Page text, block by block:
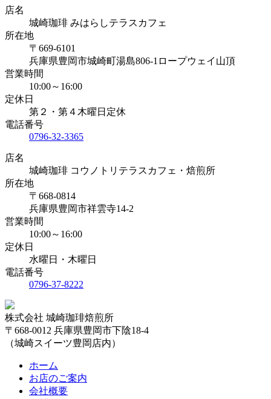
店名
城崎珈琲 みはらしテラスカフェ
所在地
〒669-6101
兵庫県豊岡市城崎町湯島806-1ロープウェイ山頂
営業時間
10:00～16:00
定休日
第２・第４木曜日定休
電話番号
0796-32-3365
店名
城崎珈琲 コウノトリテラスカフェ・焙煎所
所在地
〒668-0814
兵庫県豊岡市祥雲寺14-2
営業時間
10:00～16:00
定休日
水曜日・木曜日
電話番号
0796-37-8222
株式会社 城崎珈琲焙煎所
〒668-0012 兵庫県豊岡市下陰18-4
（城崎スイーツ豊岡店内）
ホーム
お店のご案内
会社概要